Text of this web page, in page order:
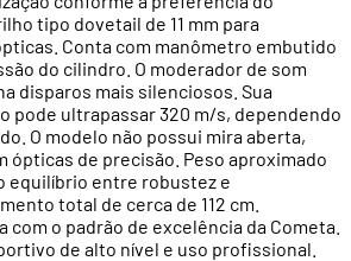
tipo dovetail de 11 mm para
Conta com manômetro embutido
do cilindro. O moderador de som
disparos mais silenciosos. Sua
pode ultrapassar 320 m/s, dependendo
O modelo não possui mira aberta,
ópticas de precisão. Peso aproximado
equilíbrio entre robustez e
total de cerca de 112 cm.
com o padrão de excelência da Cometa.
de alto nível e uso profissional.